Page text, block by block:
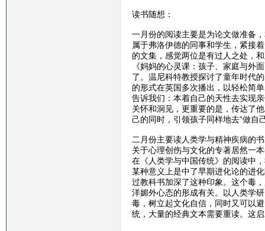
读书随想：
一月份的阅读主要是为论文做准备
属于弗洛伊德的同事和学生，紧接
的文集，感觉两位是有过人之处，
《妈妈的心灵课：孩子、家庭与外
了。温尼科特教授探讨了童年时代
的形式在英国多次播出，以轻松简
告诉我们：本着自己的天性去实现
关怀和洞见，更重要的是，传达了
己的同时，引领孩子同样地去“做自
二月份主要读人类学与精神疾病的
关于心理创伤与文化的专著居然一
在《人类学与中国传统》的阅读中
某种意义上是中了早期进化论的进
过教科书加深了这种印象。这个毒
洋媚外心态的形成有关。以人类学
毒，树立起文化自信，同时又可以
统，大量的经典文本需要重读。这